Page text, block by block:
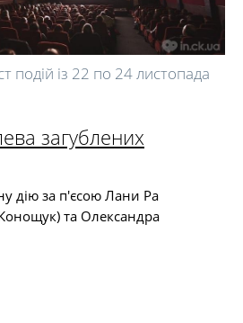
подій із 22 по 24 листопада
загублених
дію за п'єсою Лани Ра
та Олександра